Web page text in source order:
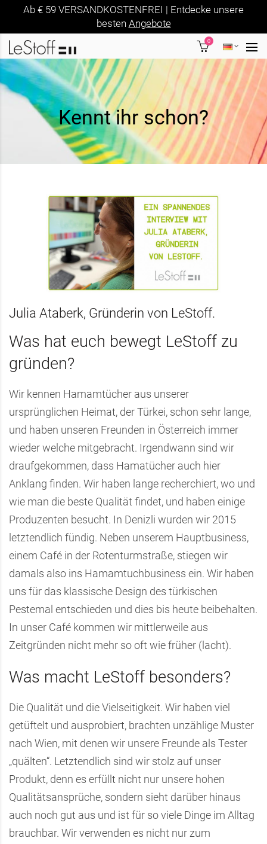
Ab € 59 VERSANDKOSTENFREI | Entdecke unsere
besten Angebote
0
Kennt ihr schon?
Julia Ataberk, Gründerin von LeStoff.
Was hat euch bewegt LeStoff zu
gründen?
Wir kennen Hamamtücher aus unserer
ursprünglichen Heimat, der Türkei, schon sehr lange,
und haben unseren Freunden in Österreich immer
wieder welche mitgebracht. Irgendwann sind wir
draufgekommen, dass Hamatücher auch hier
Anklang finden. Wir haben lange recherchiert, wo und
wie man die beste Qualität findet, und haben einige
Produzenten besucht. In Denizli wurden wir 2015
letztendlich fündig. Neben unserem Hauptbusiness,
einem Café in der Rotenturmstraße, stiegen wir
damals also ins Hamamtuchbusiness ein. Wir haben
uns für das klassische Design des türkischen
Pestemal entschieden und dies bis heute beibehalten.
In unser Café kommen wir mittlerweile aus
Zeitgründen nicht mehr so oft wie früher (lacht).
Was macht LeStoff besonders?
Die Qualität und die Vielseitigkeit. Wir haben viel
getüftelt und ausprobiert, brachten unzählige Muster
nach Wien, mit denen wir unsere Freunde als Tester
„quälten“. Letztendlich sind wir stolz auf unser
Produkt, denn es erfüllt nicht nur unsere hohen
Qualitätsansprüche, sondern sieht darüber hinaus
auch noch gut aus und ist für so viele Dinge im Alltag
brauchbar. Wir verwenden es nicht nur zum